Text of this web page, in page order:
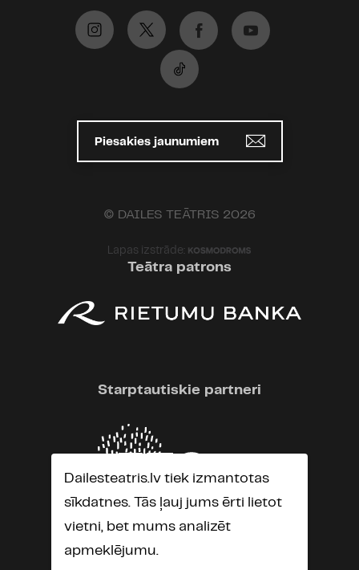
Piesakies jaunumiem
© DAILES TEĀTRIS 2026
Lapas izstrāde:
Teātra patrons
Starptautiskie partneri
Dailesteatris.lv tiek izmantotas
sīkdatnes. Tās ļauj jums ērti lietot
vietni, bet mums analizēt
apmeklējumu.